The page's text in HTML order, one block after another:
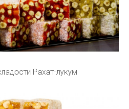
Рахат-лукум